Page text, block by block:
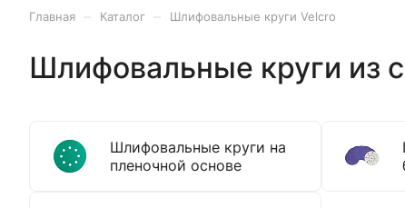
Главная Каталог Шлифовальные круги Velcro
Шлифовальные круги из
Шлифовальные круги на
пленочной основе